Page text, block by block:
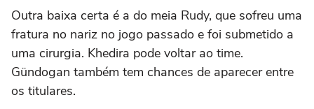
Outra baixa certa é a do meia Rudy, que sofreu uma
fratura no nariz no jogo passado e foi submetido a
uma cirurgia. Khedira pode voltar ao time.
Gündogan também tem chances de aparecer entre
os titulares.